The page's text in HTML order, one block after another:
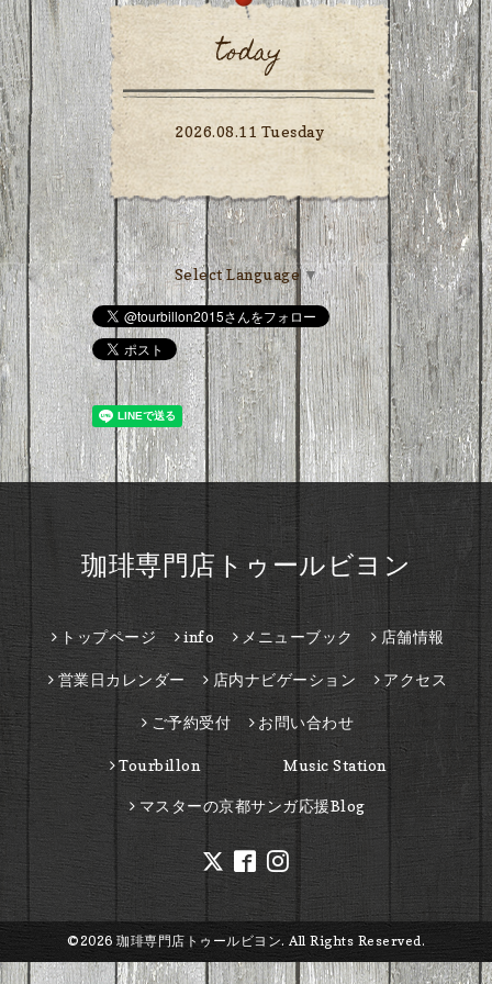
today
2026.08.11 Tuesday
Select Language▼
珈琲専門店トゥールビヨン
トップページ info メニューブック 店舗情報
営業日カレンダー 店内ナビゲーション アクセス
ご予約受付 お問い合わせ
Tourbillon Music Station
マスターの京都サンガ応援Blog
©2026 珈琲専門店トゥールビヨン. All Rights Reserved.